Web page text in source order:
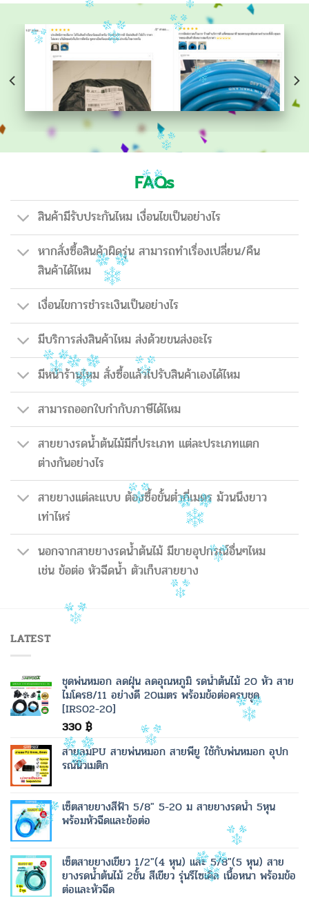
FAQs
สินค้ามีรับประกันไหม เงื่อนไขเป็นอย่างไร
หากสั่งซื้อสินค้าผิดรุ่น สามารถทำเรื่องเปลี่ยน/คืน
สินค้าได้ไหม
เงื่อนไขการชำระเงินเป็นอย่างไร
มีบริการส่งสินค้าไหม ส่งด้วยขนส่งอะไร
มีหน้าร้านไหม สั่งซื้อแล้วไปรับสินค้าเองได้ไหม
สามารถออกใบกำกับภาษีได้ไหม
สายยางรดน้ำต้นไม้มีกี่ประเภท แต่ละประเภทแตก
ต่างกันอย่างไร
สายยางแต่ละแบบ ต้องซื้อขั้นต่ำกี่เมตร ม้วนนึงยาว
เท่าไหร่
นอกจากสายยางรดน้ำต้นไม้ มีขายอุปกรณ์อื่นๆไหม
เช่น ข้อต่อ หัวฉีดน้ำ ตัวเก็บสายยาง
LATEST
ชุดพ่นหมอก ลดฝุ่น ลดอุณหภูมิ รดน้ำต้นไม้ 20 หัว สาย
ไมโคร8/11 อย่างดี 20เมตร พร้อมข้อต่อครบชุด
[IRS02-20]
330 ฿
สายลมPU สายพ่นหมอก สายพียู ใช้กับพ่นหมอก อุปก
รณ์นิวเมติก
เซ็ตสายยางสีฟ้า 5/8" 5-20 ม สายยางรดน้ำ 5หุน
พร้อมหัวฉีดและข้อต่อ
เซ็ตสายยางเขียว 1/2"(4 หุน) และ 5/8"(5 หุน) สาย
ยางรดน้ำต้นไม้ 2ชั้น สีเขียว รุ่นรีไซเคิล เนื้อหนา พร้อมข้อ
ต่อและหัวฉีด